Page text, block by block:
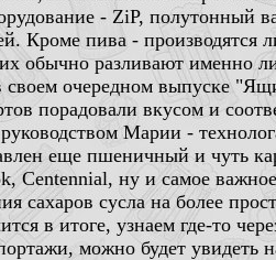
- ZiP, полутонный
Кроме пива -
обычно разливают именно
очередном выпуске
порадовали вкусом и
Марии -
еще пшеничный и чуть
Centennial, ну и самое
сахаров сусла на более
в итоге, узнаем где-то
можно будет увидеть